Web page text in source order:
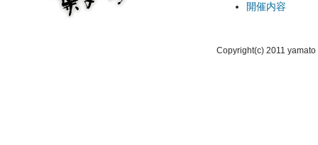
開催内容
Copyright(c) 2011